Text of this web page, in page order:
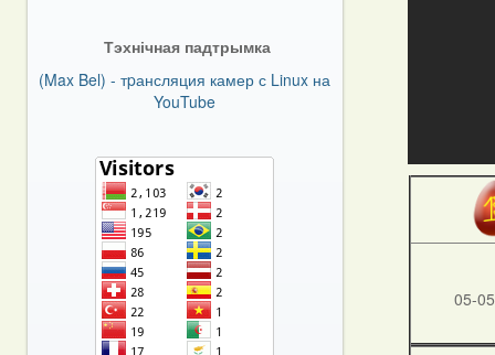
05-
Тэхнічная падтрымка
(Max Bel) - тpансляция камер с Linux на
YouTube